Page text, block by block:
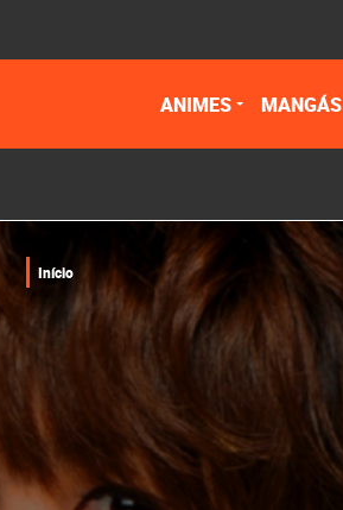
ANIMES MANGÁS
Início